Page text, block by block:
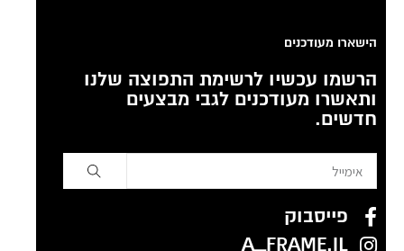
הישארו מעודכנים
הרשמו עכשיו לרשימת התפוצה שלנו
ותאשרו מעודכנים לגבי מבצעים
חדשים.
פייסבוק
A_FRAME.IL